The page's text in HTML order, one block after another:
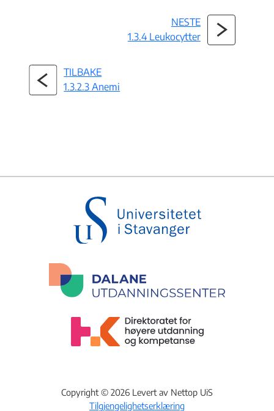
NESTE
1.3.4 Leukocytter
TILBAKE
1.3.2.3 Anemi
Copyright © 2026 Levert av Nettop UiS
Tilgjengelighetserklæring